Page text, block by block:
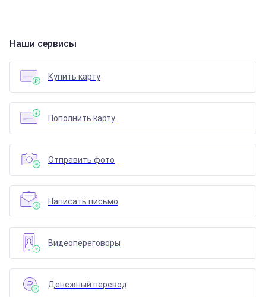
Наши сервисы
Купить карту
Пополнить карту
Отправить фото
Написать письмо
Видеопереговоры
Денежный перевод